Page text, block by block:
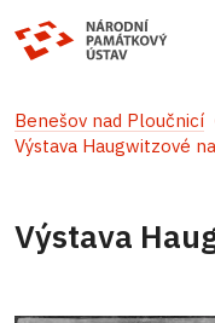
Benešov nad Ploučnicí
Výstava Haugwitzové
Výstava